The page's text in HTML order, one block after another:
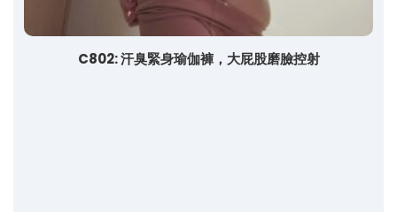
C802: 汗臭緊身瑜伽褲，大屁股磨臉控射